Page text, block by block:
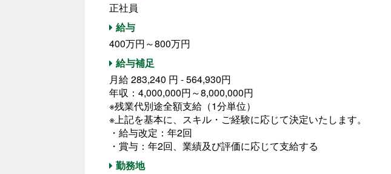
正社員
給与
400万円～800万円
給与補足
月給 283,240 円 - 564,930円
年収：4,000,000円～8,000,000円
※残業代別途全額支給（1分単位）
※上記を基本に、スキル・ご経験に応じて決定いたします。
・給与改定：年2回
・賞与：年2回、業績及び評価に応じて支給する
勤務地